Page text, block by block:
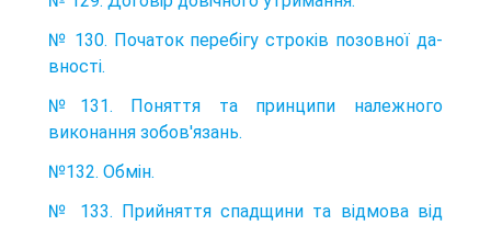
№ 130. Початок перебігу строків позовної да-
вності.
№131. Поняття та принципи належного
виконання зобов'язань.
№132. Обмін.
№ 133. Прийняття спадщини та відмова від